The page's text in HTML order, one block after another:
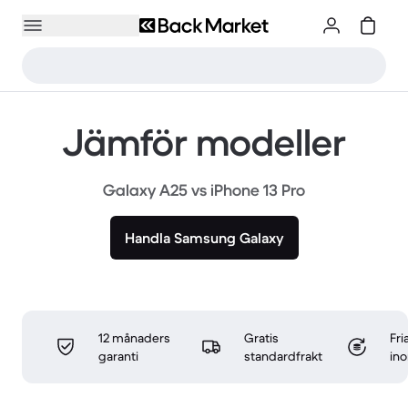
Jämför modeller
Galaxy A25 vs iPhone 13 Pro
Handla Samsung Galaxy
12 månaders
garanti
Gratis
standardfrakt